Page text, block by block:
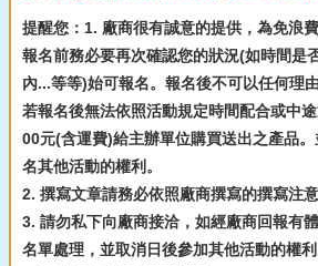
提醒您：1. 廠商很有誠意的提供，為免浪
報名前務必要再次確認您的狀況(如時間是
內...等等)始可報名。報名後不可以任何理
若報名後無法依照活動規定時間配合或中
00元(含運費)給主辦單位購買送出之產品
名其他活動的權利。
2. 撰寫文章請務必依照廠商撰寫的撰寫注意
3. 請勿私下向廠商接洽，如經廠商回報有
名單處理，並取消日後參加其他活動的權利